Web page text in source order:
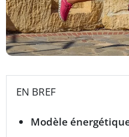
EN BREF
Modèle